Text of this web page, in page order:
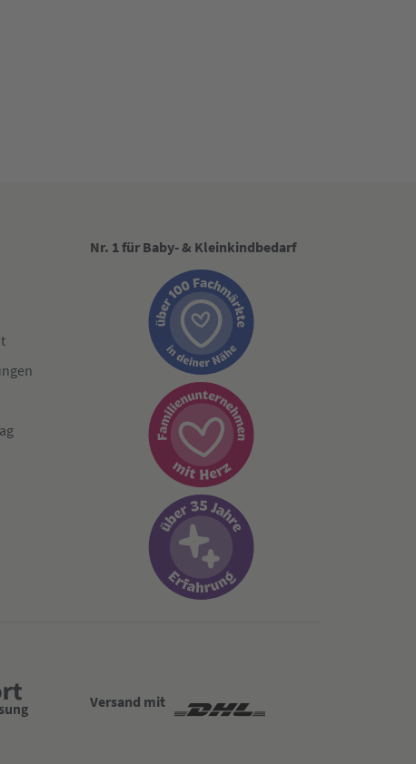
Nr. 1 für Baby- & Kleinkindbedarf
Versand mit